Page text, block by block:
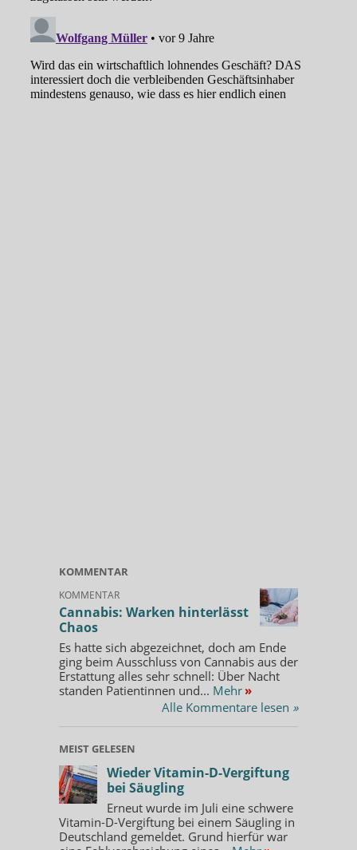
KOMMENTAR
KOMMENTAR
Cannabis: Warken hinterlässt
Chaos
Es hatte sich abgezeichnet, doch am Ende
ging beim Ausschluss von Cannabis aus der
Erstattung alles sehr schnell: Über Nacht
standen Patientinnen und... Mehr »
Alle Kommentare lesen »
MEIST GELESEN
Wieder Vitamin-D-Vergiftung
bei Säugling
Erneut wurde im Juli eine schwere
Vitamin-D-Vergiftung bei einem Säugling in
Deutschland gemeldet. Grund hierfür war